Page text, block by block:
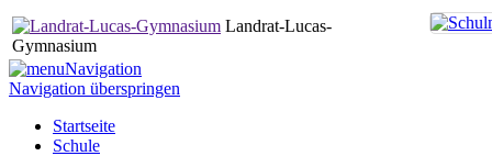
Landrat-Lucas-
Gymnasium
Navigation
Navigation überspringen
Startseite
Schule